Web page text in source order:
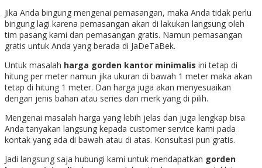
Jika Anda bingung mengenai pemasangan, maka Anda tidak perlu
bingung lagi karena pemasangan akan di lakukan langsung oleh
tim pasang kami dan pemasangan gratis. Namun pemasangan
gratis untuk Anda yang berada di JaDeTaBek.
Untuk masalah harga gorden kantor minimalis ini tetap di
hitung per meter namun jika ukuran di bawah 1 meter maka akan
tetap di hitung 1 meter. Dan harga juga akan menyesuaikan
dengan jenis bahan atau series dan merk yang di pilih.
Mengenai masalah harga yang lebih jelas dan juga lengkap bisa
Anda tanyakan langsung kepada customer service kami pada
kontak yang ada di bawah atau di atas. Konsultasi pun gratis.
Jadi langsung saja hubungi kami untuk mendapatkan gorden